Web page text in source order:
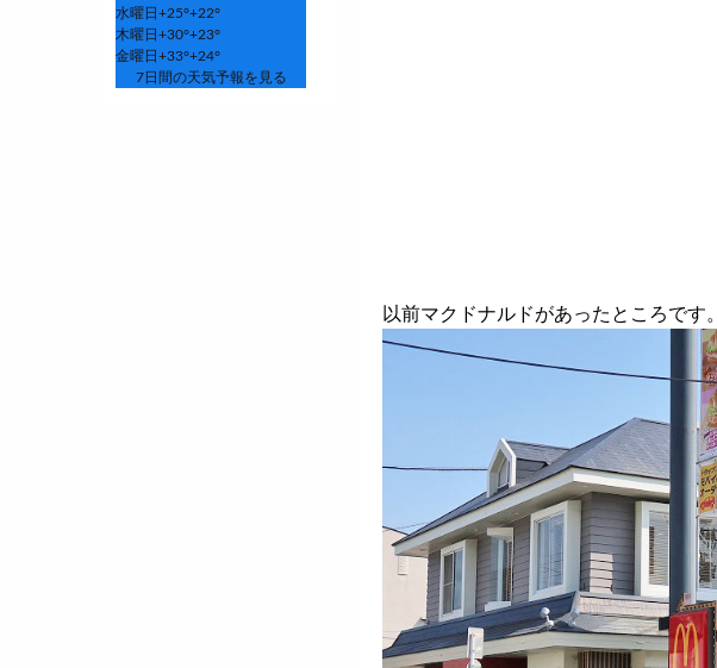
以前マクドナルドがあったところです。
水曜日 +25°+22°
木曜日 +30°+23°
金曜日 +33°+24°
7日間の天気予報を見る